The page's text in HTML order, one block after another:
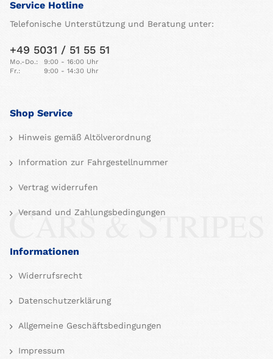
Service Hotline
Telefonische Unterstützung und Beratung unter:
+49 5031 / 51 55 51
Mo.-Do.:
9:00 - 16:00 Uhr
Fr.:
9:00 - 14:30 Uhr
Shop Service
Hinweis gemäß Altölverordnung
Information zur Fahrgestellnummer
Vertrag widerrufen
Versand und Zahlungsbedingungen
Informationen
Widerrufsrecht
Datenschutzerklärung
Allgemeine Geschäftsbedingungen
Impressum